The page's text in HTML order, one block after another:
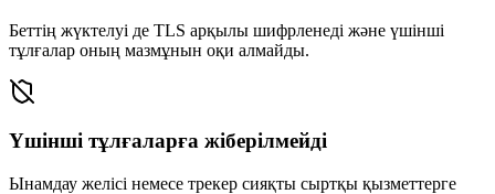
Беттің жүктелуі де TLS арқылы шифрленеді және үшінші
тұлғалар оның мазмұнын оқи алмайды.
Үшінші тұлғаларға жіберілмейді
Ынамдау желісі немесе трекер сияқты сыртқы қызметтерге